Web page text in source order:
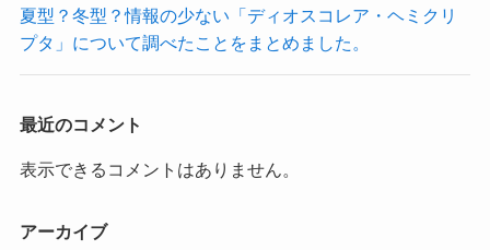
夏型？冬型？情報の少ない「ディオスコレア・ヘミクリ
プタ」について調べたことをまとめました。
最近のコメント
表示できるコメントはありません。
アーカイブ